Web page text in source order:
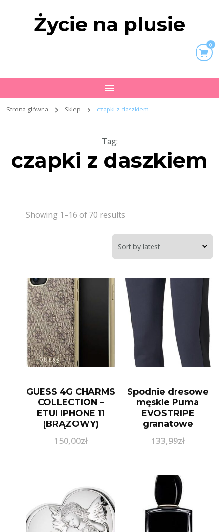
Życie na plusie
0
Strona główna Sklep czapki z daszkiem
Tag:
czapki z daszkiem
Showing 1–16 of 70 results
GUESS 4G CHARMS
COLLECTION –
ETUI IPHONE 11
(BRĄZOWY)
150,00zł
Spodnie dresowe
męskie Puma
EVOSTRIPE
granatowe
133,99zł